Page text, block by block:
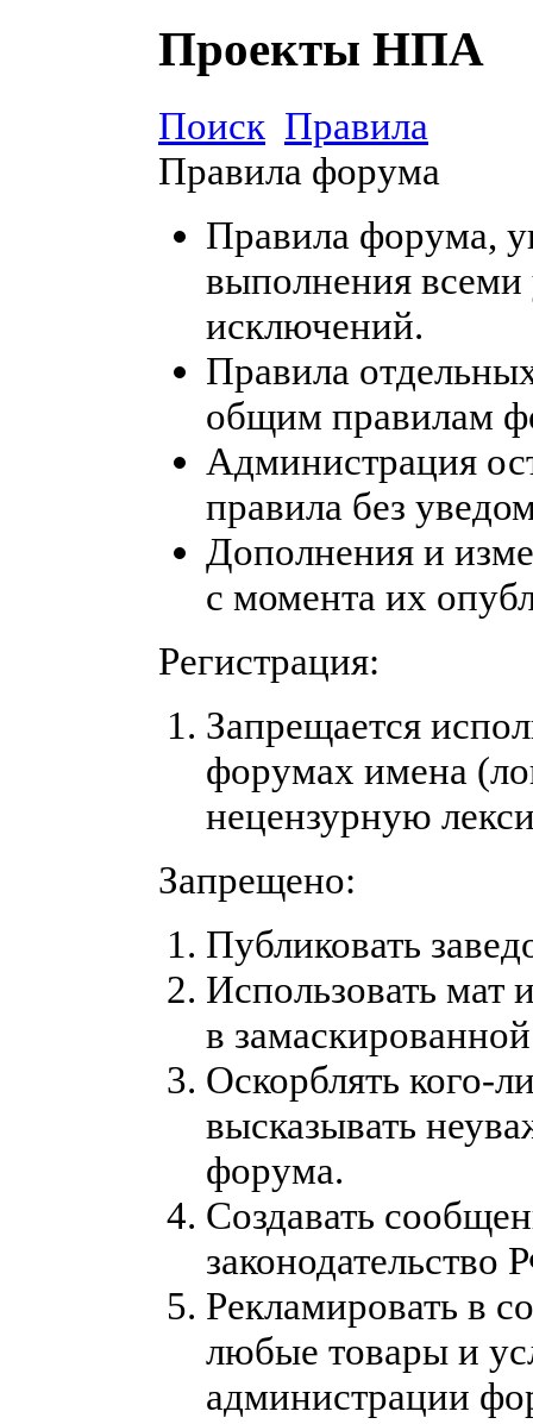
Проекты НПА
Поиск Правила
Правила форума
Правила форума,
выполнения
исключений.
Правила
общим правилам
Администрация
правила без
Дополнения и
с момента их
Регистрация:
Запрещается
форумах имена
нецензурную
Запрещено:
Публиковать
Использовать мат
в
Оскорблять кого-
высказывать
форума.
Создавать
законодательство
Рекламировать в
любые товары и
администрации